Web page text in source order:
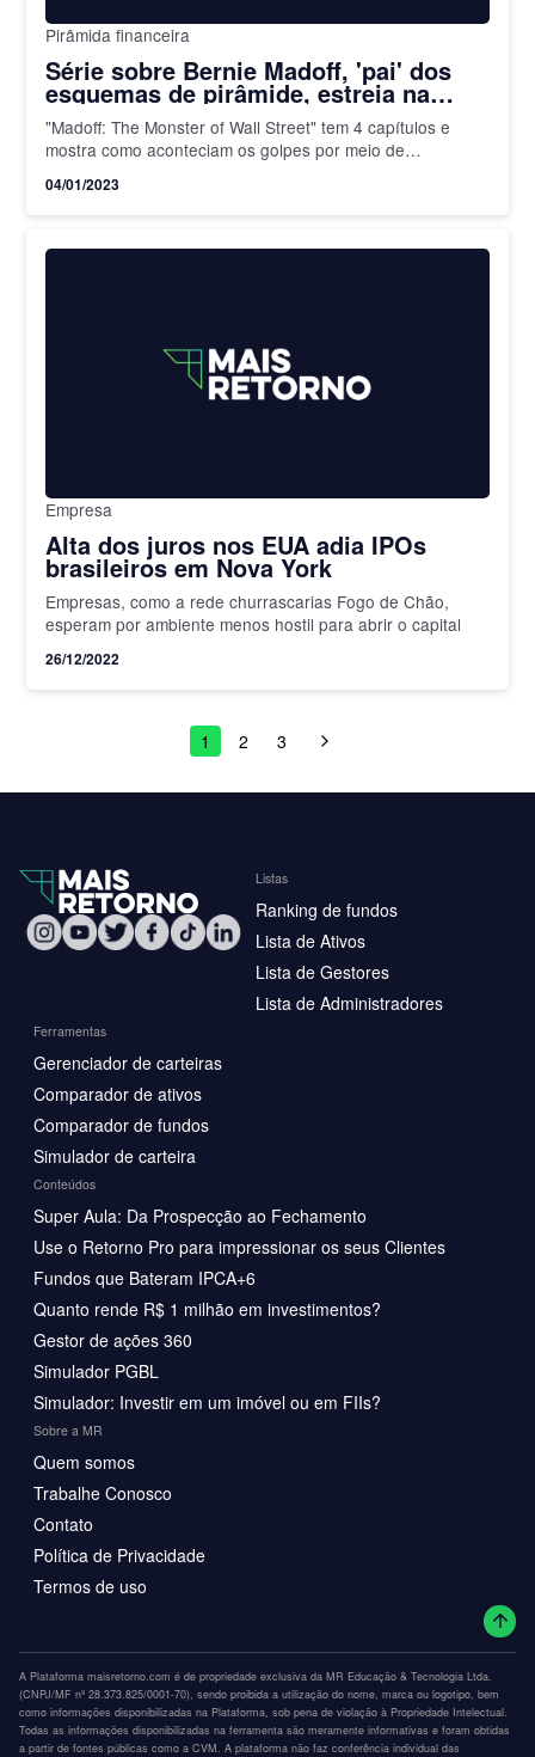
Pirâmida financeira
Série sobre Bernie Madoff, 'pai' dos
esquemas de pirâmide, estreia na
Netflix; confira filmes sobre finanças
no streaming
"Madoff: The Monster of Wall Street" tem 4 capítulos e
mostra como aconteciam os golpes por meio de
04/01/2023
Empresa
Alta dos juros nos EUA adia IPOs
brasileiros em Nova York
Empresas, como a rede churrascarias Fogo de Chão,
esperam por ambiente menos hostil para abrir o capital
26/12/2022
1 2 3
Listas
Ranking de fundos
Lista de Ativos
Lista de Gestores
Lista de Administradores
Ferramentas
Gerenciador de carteiras
Comparador de ativos
Comparador de fundos
Simulador de carteira
Conteúdos
Super Aula: Da Prospecção ao Fechamento
Use o Retorno Pro para impressionar os seus Clientes
Fundos que Bateram IPCA+6
Quanto rende R$ 1 milhão em investimentos?
Gestor de ações 360
Simulador PGBL
Simulador: Investir em um imóvel ou em FIIs?
Sobre a MR
Quem somos
Trabalhe Conosco
Contato
Política de Privacidade
Termos de uso
A Plataforma maisretorno.com é de propriedade exclusiva da MR Educação & Tecnologia Ltda.
(CNPJ/MF nº 28.373.825/0001-70), sendo proibida a utilização do nome, marca ou logotipo, bem
como informações disponibilizadas na Plataforma, sob pena de violação à Propriedade Intelectual.
Todas as informações disponibilizadas na ferramenta são meramente informativas e foram obtidas
a partir de fontes públicas como a CVM. A plataforma não faz conferência individual das